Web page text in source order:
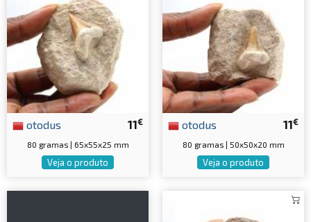
11€
otodus
80 gramas | 65x55x25 mm
Veja o produto
11€
otodus
80 gramas | 50x50x20 mm
Veja o produto